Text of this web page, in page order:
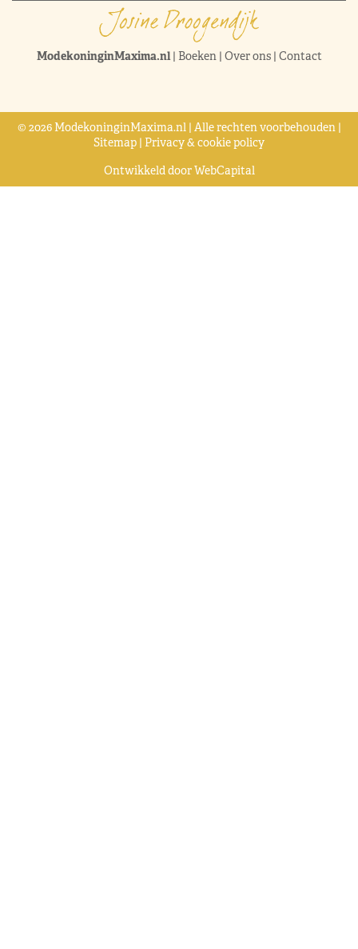
ModekoninginMaxima.nl| Boeken| Over ons| Contact
© 2026 ModekoninginMaxima.nl | Alle rechten voorbehouden |
Sitemap | Privacy & cookie policy
Ontwikkeld doorWebCapital